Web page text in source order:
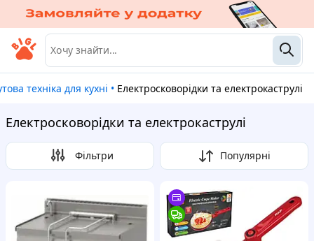
техніка для кухні • Електросковорідки та електрокаструлі
Електросковорідки та електрокаструлі
Фільтри Популярні